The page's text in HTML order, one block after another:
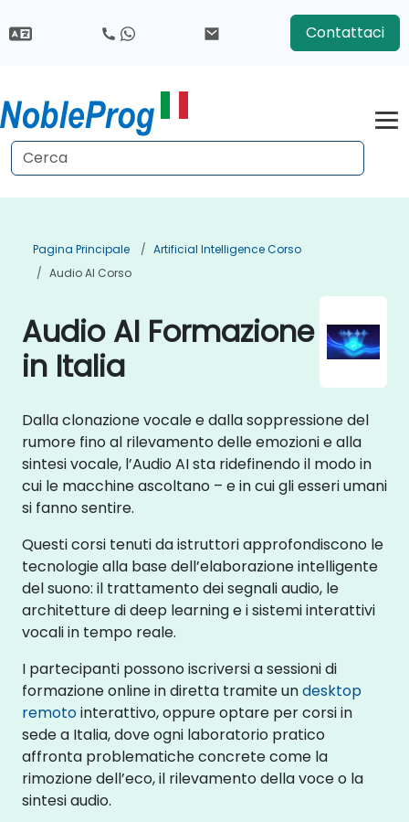
Contattaci
Pagina Principale
Artificial Intelligence Corso
Audio AI Corso
Audio AI Formazione
in Italia
Dalla clonazione vocale e dalla soppressione del
rumore fino al rilevamento delle emozioni e alla
sintesi vocale, l’Audio AI sta ridefinendo il modo in
cui le macchine ascoltano – e in cui gli esseri umani
si fanno sentire.
Questi corsi tenuti da istruttori approfondiscono le
tecnologie alla base dell’elaborazione intelligente
del suono: il trattamento dei segnali audio, le
architetture di deep learning e i sistemi interattivi
vocali in tempo reale.
I partecipanti possono iscriversi a sessioni di
formazione online in diretta tramite undesktop
remotointerattivo, oppure optare per corsi in
sede a Italia, dove ogni laboratorio pratico
affronta problematiche concrete come la
rimozione dell’eco, il rilevamento della voce o la
sintesi audio.